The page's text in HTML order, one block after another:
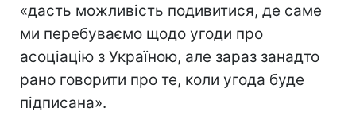
«дасть можливість подивитися, де саме
ми перебуваємо щодо угоди про
асоціацію з Україною, але зараз занадто
рано говорити про те, коли угода буде
підписана».